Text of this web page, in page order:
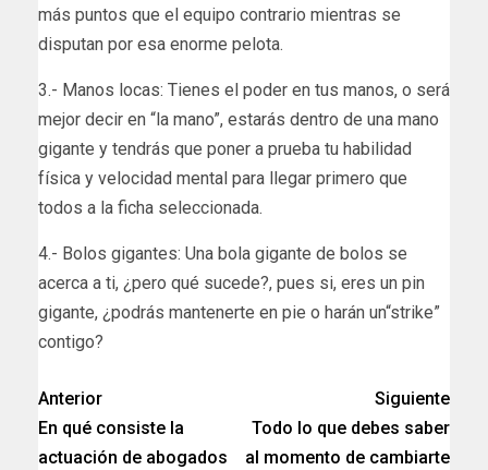
más puntos que el equipo contrario mientras se
disputan por esa enorme pelota.
3.- Manos locas: Tienes el poder en tus manos, o será
mejor decir en “la mano”, estarás dentro de una mano
gigante y tendrás que poner a prueba tu habilidad
física y velocidad mental para llegar primero que
todos a la ficha seleccionada.
4.- Bolos gigantes: Una bola gigante de bolos se
acerca a ti, ¿pero qué sucede?, pues si, eres un pin
gigante, ¿podrás mantenerte en pie o harán un“strike”
contigo?
Anterior
En qué consiste la
actuación de abogados
Siguiente
Todo lo que debes saber
al momento de cambiarte